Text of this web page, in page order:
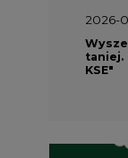
2026-
taniej.
KSE"